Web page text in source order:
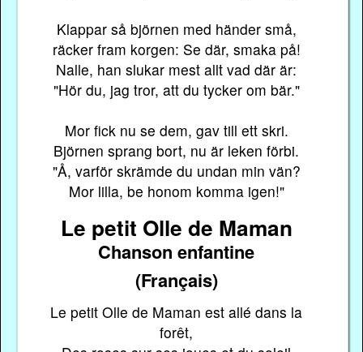
Klappar så björnen med händer små,
räcker fram korgen: Se där, smaka på!
Nalle, han slukar mest allt vad där är:
"Hör du, jag tror, att du tycker om bär."
Mor fick nu se dem, gav till ett skri.
Björnen sprang bort, nu är leken förbi.
"Å, varför skrämde du undan min vän?
Mor lilla, be honom komma igen!"
Le petit Olle de Maman
Chanson enfantine
(Français)
Le petit Olle de Maman est allé dans la
forêt,